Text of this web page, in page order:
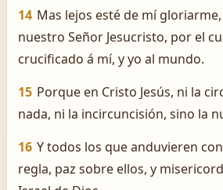
14 Mas lejos esté de mí
nuestro Señor Jesucristo, por el
crucificado á mí, y yo al mundo.
15 Porque en Cristo Jesús, ni la
nada, ni la incircuncisión, sino la
16 Y todos los que anduvieren
regla, paz sobre ellos, y